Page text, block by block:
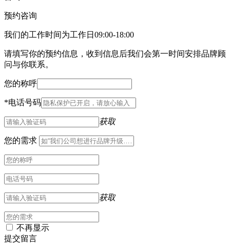
预约咨询
我们的工作时间为工作日09:00-18:00
请填写你的预约信息，收到信息后我们会第一时间安排品牌顾
问与你联系。
您的称呼
*电话号码
获取
您的需求
获取
不再显示
提交留言